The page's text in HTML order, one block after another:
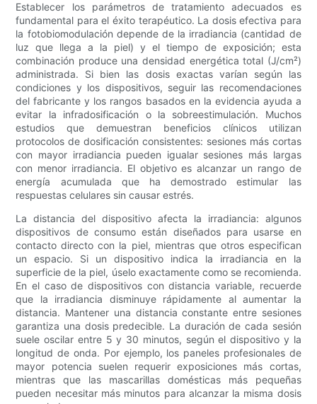
Establecer los parámetros de tratamiento adecuados es
fundamental para el éxito terapéutico. La dosis efectiva para
la fotobiomodulación depende de la irradiancia (cantidad de
luz que llega a la piel) y el tiempo de exposición; esta
combinación produce una densidad energética total (J/cm²)
administrada. Si bien las dosis exactas varían según las
condiciones y los dispositivos, seguir las recomendaciones
del fabricante y los rangos basados ​​en la evidencia ayuda a
evitar la infradosificación o la sobreestimulación. Muchos
estudios que demuestran beneficios clínicos utilizan
protocolos de dosificación consistentes: sesiones más cortas
con mayor irradiancia pueden igualar sesiones más largas
con menor irradiancia. El objetivo es alcanzar un rango de
energía acumulada que ha demostrado estimular las
respuestas celulares sin causar estrés.
La distancia del dispositivo afecta la irradiancia: algunos
dispositivos de consumo están diseñados para usarse en
contacto directo con la piel, mientras que otros especifican
un espacio. Si un dispositivo indica la irradiancia en la
superficie de la piel, úselo exactamente como se recomienda.
En el caso de dispositivos con distancia variable, recuerde
que la irradiancia disminuye rápidamente al aumentar la
distancia. Mantener una distancia constante entre sesiones
garantiza una dosis predecible. La duración de cada sesión
suele oscilar entre 5 y 30 minutos, según el dispositivo y la
longitud de onda. Por ejemplo, los paneles profesionales de
mayor potencia suelen requerir exposiciones más cortas,
mientras que las mascarillas domésticas más pequeñas
pueden necesitar más minutos para alcanzar la misma dosis